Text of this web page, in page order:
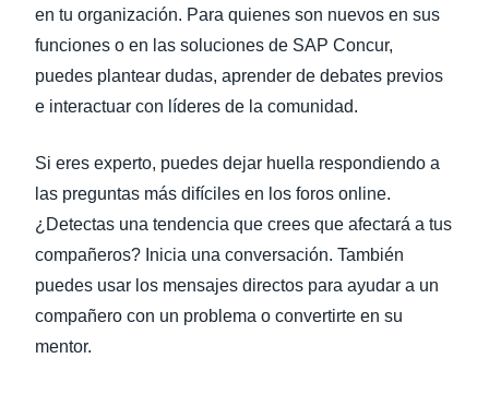
en tu organización. Para quienes son nuevos en sus
funciones o en las soluciones de SAP Concur,
puedes plantear dudas, aprender de debates previos
e interactuar con líderes de la comunidad.
Si eres experto, puedes dejar huella respondiendo a
las preguntas más difíciles en los foros online.
¿Detectas una tendencia que crees que afectará a tus
compañeros? Inicia una conversación. También
puedes usar los mensajes directos para ayudar a un
compañero con un problema o convertirte en su
mentor.